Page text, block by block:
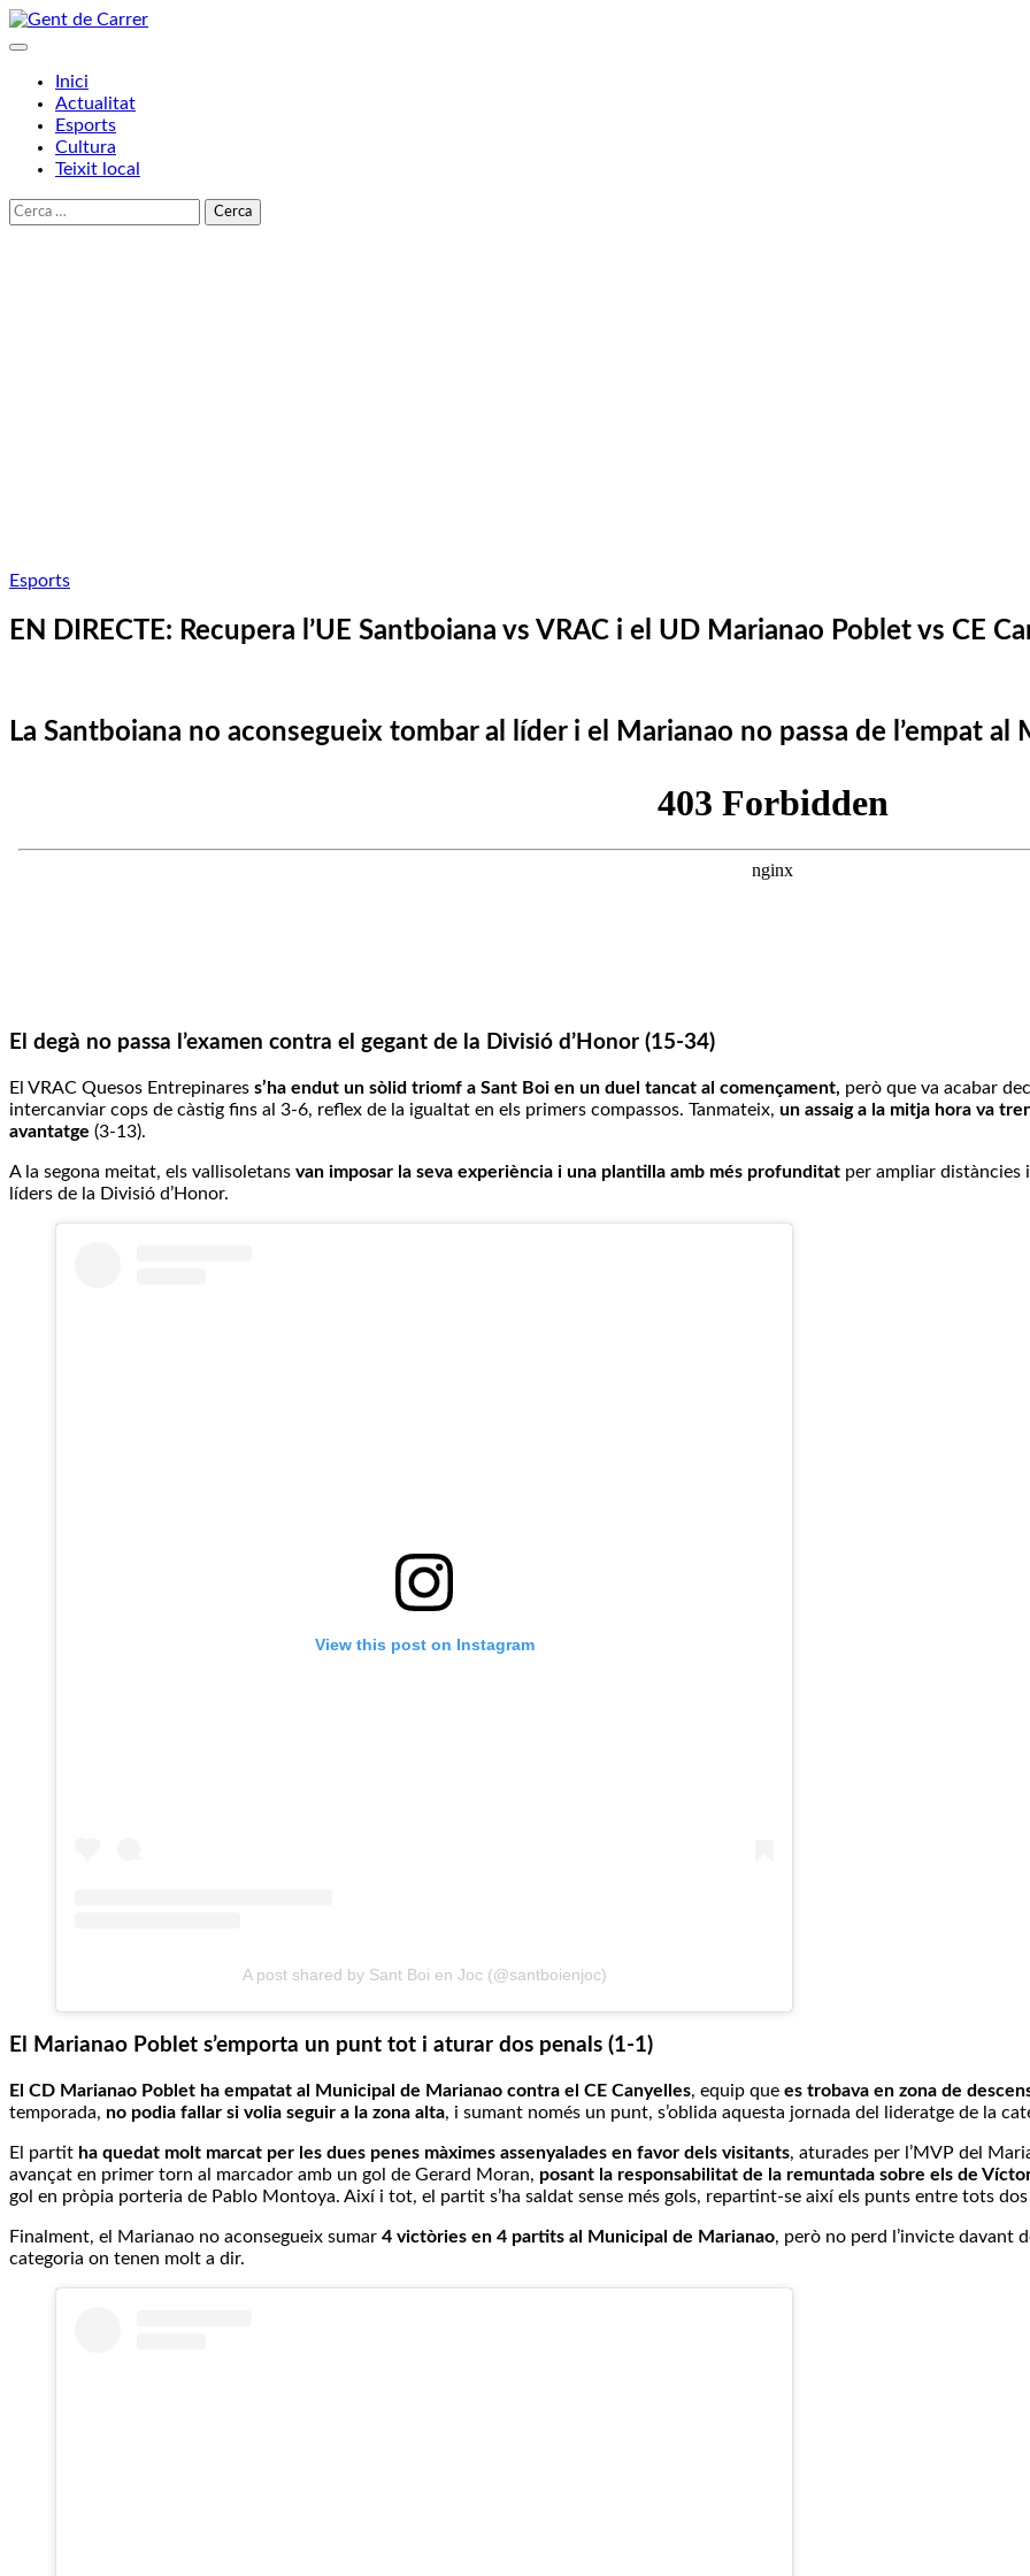
Skip
to
Inici
Actualitat
Esports
Cultura
Teixit local
Cerca:
Esports
EN DIRECTE: Recupera l’UE Santboiana vs VRAC i el UD Marianao Poblet vs CE
La Santboiana no aconsegueix tombar al líder i el Marianao no passa de l’empat al
El degà no passa l’examen contra el gegant de la Divisió d’Honor (15-34)
El VRAC Quesos Entrepinares s’ha endut un sòlid triomf a Sant Boi en un duel tancat al començament, però que va acabar
intercanviar cops de càstig fins al 3-6, reflex de la igualtat en els primers compassos. Tanmateix, un assaig a la mitja hora va
avantatge (3-13).
A la segona meitat, els vallisoletans van imposar la seva experiència i una plantilla amb més profunditat per ampliar distàncies
líders de la Divisió d’Honor.
View this post on Instagram
A post shared by Sant Boi en Joc (@santboienjoc)
El Marianao Poblet s’emporta un punt tot i aturar dos penals (1-1)
El CD Marianao Poblet ha empatat al Municipal de Marianao contra el CE Canyelles, equip que es trobava en zona de
temporada, no podia fallar si volia seguir a la zona alta, i sumant només un punt, s’oblida aquesta jornada del lideratge de la
El partit ha quedat molt marcat per les dues penes màximes assenyalades en favor dels visitants, aturades per l’MVP del
avançat en primer torn al marcador amb un gol de Gerard Moran, posant la responsabilitat de la remuntada sobre els de
gol en pròpia porteria de Pablo Montoya. Així i tot, el partit s’ha saldat sense més gols, repartint-se així els punts entre tots dos
Finalment, el Marianao no aconsegueix sumar 4 victòries en 4 partits al Municipal de Marianao, però no perd l’invicte davant
categoria on tenen molt a dir.